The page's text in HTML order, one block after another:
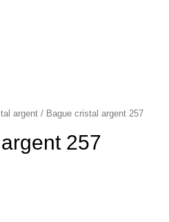
argent/ Bague cristal argent 257
257